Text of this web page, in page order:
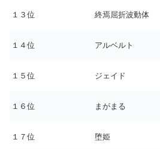
１３位 終焉屈折波動体
１４位 アルベルト
１５位 ジェイド
１６位 まがまる
１７位 堕姫